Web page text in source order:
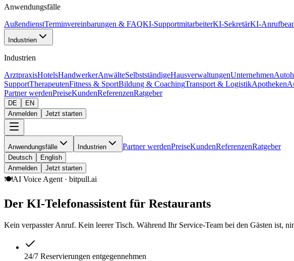
Anwendungsfälle
AußendienstTerminvereinbarungen & FAQKI-SupportmitarbeiterKI-SekretärKI-
Industrien
Industrien
ArztpraxisHotelsHandwerkerAnwälteSelbstständigeHausverwaltungenUnternehmen
SupportTherapeutenFitness & SportBildung & CoachingTransport & LogistikApotheken
Partner werdenPreiseKundenReferenzenRatgeber
DE
EN
Anmelden
Jetzt starten
Anwendungsfälle Industrien Partner werdenPreiseKundenReferenzenRatgeber
Deutsch
English
Anmelden
Jetzt starten
🍽️AI Voice Agent · bitpull.ai
Der KI-Telefonassistent für Restaurants
Kein verpasster Anruf. Kein leerer Tisch. Während Ihr Service-Team bei den Gästen ist,
24/7 Reservierungen entgegennehmen